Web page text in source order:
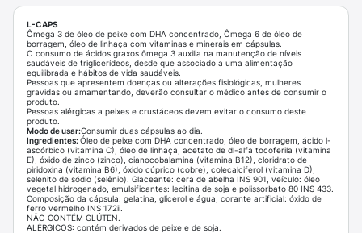
L-CAPS
Ômega 3 de óleo de peixe com DHA concentrado, Ômega 6 de óleo de
borragem, óleo de linhaça com vitaminas e minerais em cápsulas.
O consumo de ácidos graxos ômega 3 auxilia na manutenção de níveis
saudáveis de triglicerídeos, desde que associado a uma alimentação
equilibrada e hábitos de vida saudáveis.
Pessoas que apresentem doenças ou alterações fisiológicas, mulheres
gravidas ou amamentando, deverão consultar o médico antes de consumir o
produto.
Pessoas alérgicas a peixes e crustáceos devem evitar o consumo deste
produto.
Modo de usar:Consumir duas cápsulas ao dia.
Ingredientes:Óleo de peixe com DHA concentrado, óleo de borragem, ácido l-
ascórbico (vitamina C), óleo de linhaça, acetato de dl-alfa tocoferila (vitamina
E), óxido de zinco (zinco), cianocobalamina (vitamina B12), cloridrato de
piridoxina (vitamina B6), óxido cúprico (cobre), colecalciferol (vitamina D),
selenito de sódio (selênio). Glaceante: cera de abelha INS 901, veículo: óleo
vegetal hidrogenado, emulsificantes: lecitina de soja e polissorbato 80 INS 433.
Composição da cápsula: gelatina, glicerol e água, corante artificial: óxido de
ferro vermelho INS 172ii.
NÃO CONTÉM GLÚTEN.
ALÉRGICOS: contém derivados de peixe e de soja.